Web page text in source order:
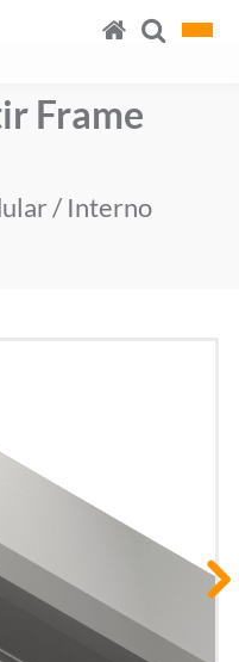
Frame
/ Interno